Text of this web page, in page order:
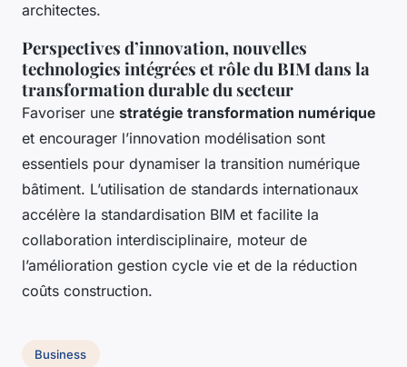
architectes.
Perspectives d’innovation, nouvelles
technologies intégrées et rôle du BIM dans la
transformation durable du secteur
Favoriser une stratégie transformation numérique
et encourager l’innovation modélisation sont
essentiels pour dynamiser la transition numérique
bâtiment. L’utilisation de standards internationaux
accélère la standardisation BIM et facilite la
collaboration interdisciplinaire, moteur de
l’amélioration gestion cycle vie et de la réduction
coûts construction.
Business